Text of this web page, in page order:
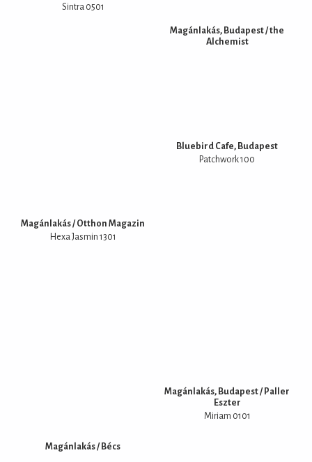
Sintra 0501
Magánlakás, Budapest / the
Alchemist
Magánlakás / Otthon Magazin
Hexa Jasmin 1301
Bluebird Cafe, Budapest
Patchwork 100
Magánlakás, Budapest / Paller
Eszter
Miriam 0101
Magánlakás / Bécs